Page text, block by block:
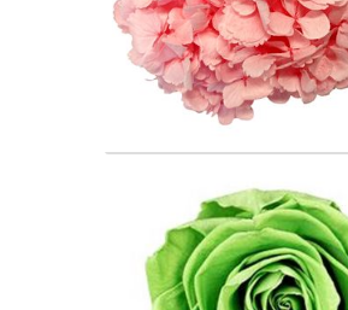
Color Rosa Xl Prairie
Wählen Sie zuerst